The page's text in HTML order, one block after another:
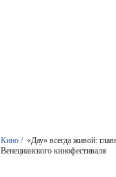
Кино / «Дау» всегда живой:
Венецианского кинофестиваля